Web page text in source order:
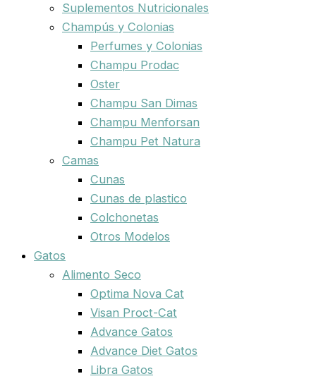
Suplementos Nutricionales
Champús y Colonias
Perfumes y Colonias
Champu Prodac
Oster
Champu San Dimas
Champu Menforsan
Champu Pet Natura
Camas
Cunas
Cunas de plastico
Colchonetas
Otros Modelos
Gatos
Alimento Seco
Optima Nova Cat
Visan Proct-Cat
Advance Gatos
Advance Diet Gatos
Libra Gatos